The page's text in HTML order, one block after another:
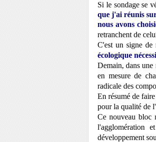
Si le sondage se
que j'ai réunis
nous avons
retranchent de
C'est un signe de
écologique
Demain, dans une
en mesure de
radicale des
En résumé de
pour la qualité de
Ce nouveau bloc
l'agglomération
développement